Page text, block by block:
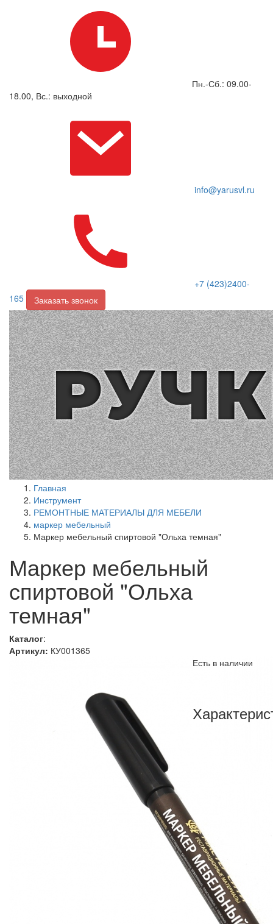
Пн.-Сб.: 09.00-
18.00, Вс.: выходной
info@yarusvl.ru
+7 (423)2400-
165
Заказать звонок
Главная
Инструмент
РЕМОНТНЫЕ МАТЕРИАЛЫ ДЛЯ МЕБЕЛИ
маркер мебельный
Маркер мебельный спиртовой "Ольха темная"
Маркер мебельный
спиртовой "Ольха
темная"
Каталог:
Артикул: КУ001365
Есть в наличии